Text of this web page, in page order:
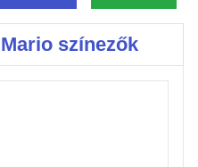
színezők